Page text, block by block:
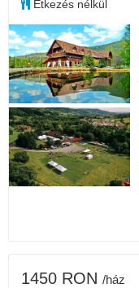
Étkezés nélkül
1450 RON /ház